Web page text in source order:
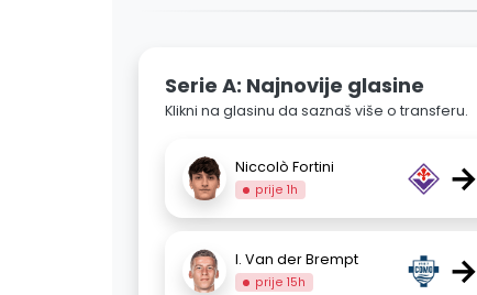
Serie A: Najnovije glasine
Klikni na glasinu da saznaš više o transferu.
Niccolò Fortini
prije 1h →
I. Van der Brempt
prije 15h →